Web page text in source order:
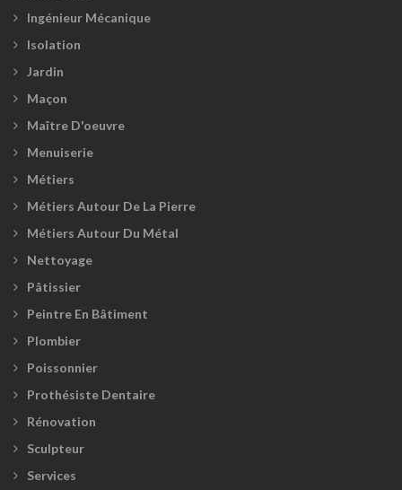
Ingénieur Mécanique
Isolation
Jardin
Maçon
Maître D'oeuvre
Menuiserie
Métiers
Métiers Autour De La Pierre
Métiers Autour Du Métal
Nettoyage
Pâtissier
Peintre En Bâtiment
Plombier
Poissonnier
Prothésiste Dentaire
Rénovation
Sculpteur
Services